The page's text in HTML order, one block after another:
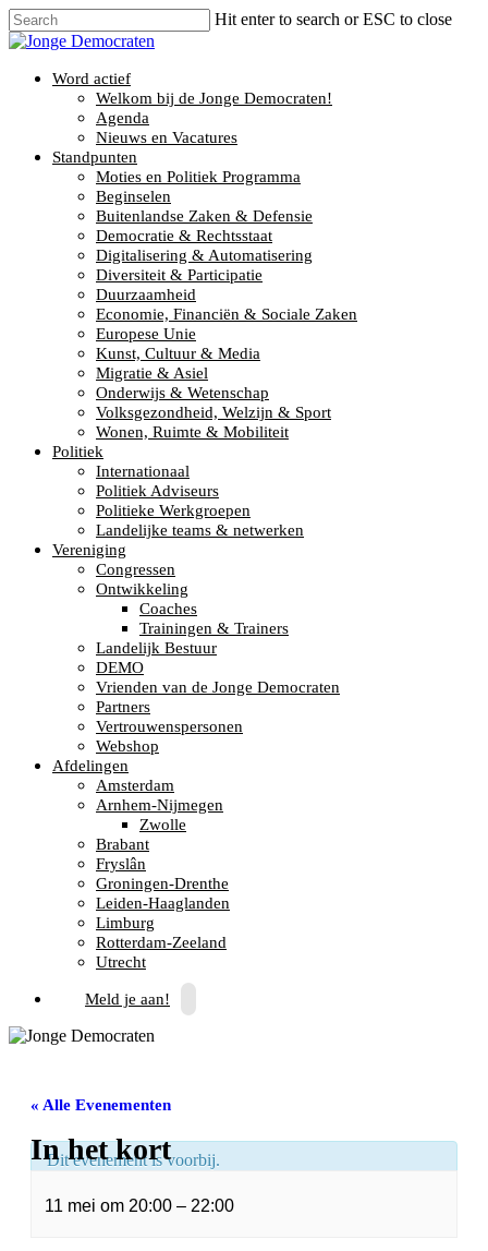
Hit enter to search or ESC to close
Word actief
Welkom bij de Jonge Democraten!
Agenda
Nieuws en Vacatures
Standpunten
Moties en Politiek Programma
Beginselen
Buitenlandse Zaken & Defensie
Democratie & Rechtsstaat
Digitalisering & Automatisering
Diversiteit & Participatie
Duurzaamheid
Economie, Financiën & Sociale Zaken
Europese Unie
Kunst, Cultuur & Media
Migratie & Asiel
Onderwijs & Wetenschap
Volksgezondheid, Welzijn & Sport
Wonen, Ruimte & Mobiliteit
Politiek
Internationaal
Politiek Adviseurs
Politieke Werkgroepen
Landelijke teams & netwerken
Vereniging
Congressen
Ontwikkeling
Coaches
Trainingen & Trainers
Landelijk Bestuur
DEMO
Vrienden van de Jonge Democraten
Partners
Vertrouwenspersonen
Webshop
Afdelingen
Amsterdam
Arnhem-Nijmegen
Zwolle
Brabant
Fryslân
Groningen-Drenthe
Leiden-Haaglanden
Limburg
Rotterdam-Zeeland
Utrecht
Meld je aan!
« Alle Evenementen
Dit evenement is voorbij.
In het kort
11 mei om 20:00 – 22:00